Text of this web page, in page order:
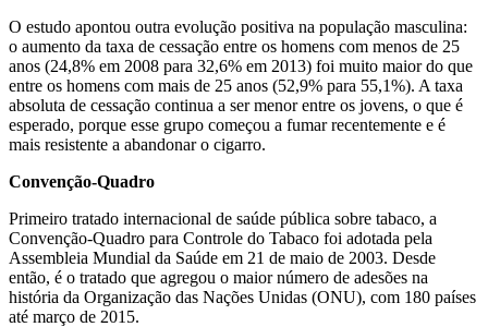
O estudo apontou outra evolução positiva na população masculina:
o aumento da taxa de cessação entre os homens com menos de 25
anos (24,8% em 2008 para 32,6% em 2013) foi muito maior do que
entre os homens com mais de 25 anos (52,9% para 55,1%). A taxa
absoluta de cessação continua a ser menor entre os jovens, o que é
esperado, porque esse grupo começou a fumar recentemente e é
mais resistente a abandonar o cigarro.
Convenção-Quadro
Primeiro tratado internacional de saúde pública sobre tabaco, a
Convenção-Quadro para Controle do Tabaco foi adotada pela
Assembleia Mundial da Saúde em 21 de maio de 2003. Desde
então, é o tratado que agregou o maior número de adesões na
história da Organização das Nações Unidas (ONU), com 180 países
até março de 2015.